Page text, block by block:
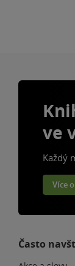
ve
Každý
Více
Často